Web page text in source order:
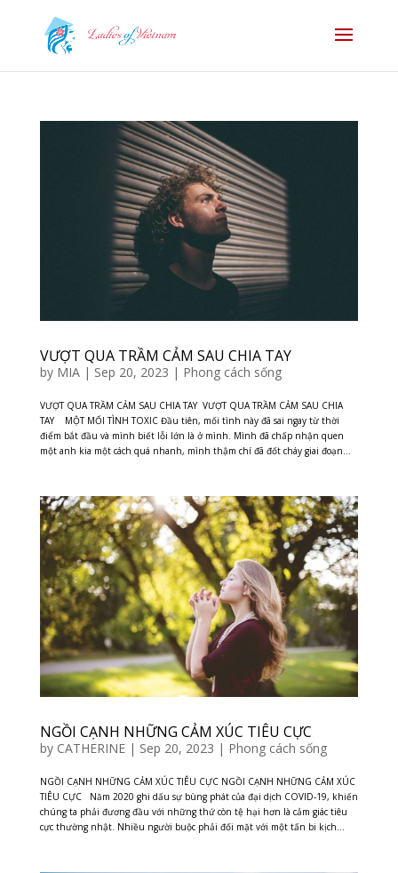
VƯỢT QUA TRẦM CẢM SAU CHIA TAY
by MIA| Sep 20, 2023 | Phong cách sống
VƯỢT QUA TRẦM CẢM SAU CHIA TAY VƯỢT QUA TRẦM CẢM SAU CHIA
TAY MỘT MỐI TÌNH TOXIC Đầu tiên, mối tình này đã sai ngay từ thời
điểm bắt đầu và mình biết lỗi lớn là ở mình. Mình đã chấp nhận quen
một anh kia một cách quá nhanh, mình thậm chí đã đốt cháy giai đoạn...
NGỒI CẠNH NHỮNG CẢM XÚC TIÊU CỰC
by CATHERINE| Sep 20, 2023 | Phong cách sống
NGỒI CẠNH NHỮNG CẢM XÚC TIÊU CỰC NGỒI CẠNH NHỮNG CẢM XÚC
TIÊU CỰC Năm 2020 ghi dấu sự bùng phát của đại dịch COVID-19, khiến
chúng ta phải đương đầu với những thứ còn tệ hại hơn là cảm giác tiêu
cực thường nhật. Nhiều người buộc phải đối mặt với một tấn bi kịch...